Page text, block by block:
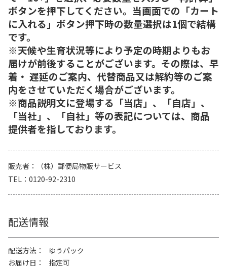
ボタンを押下してください。当画面での「カート
に入れる」ボタン押下時の数量選択は1個で結構
です。
※天候や生育状況等により予定の時期よりもお
届けが前後することがございます。その際は、早
着・ 遅延のご案内、代替商品又は解約等のご案
内をさせていただく場合がございます。
※商品説明文に登場する「当店」、「自店」、
「当社」、「自社」等の表記については、商品
提供者を指しております。
販売者
（株）郵便局物販サービス
TEL
0120-92-2310
配送情報
配送方法
ゆうパック
お届け日
指定可